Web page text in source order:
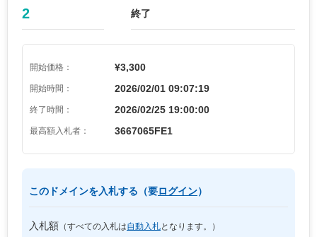
2
終了
開始価格： ¥3,300
開始時間： 2026/02/01 09:07:19
終了時間： 2026/02/25 19:00:00
最高額入札者： 3667065FE1
このドメインを入札する（要ログイン）
入札額 （すべての入札は自動入札となります。）